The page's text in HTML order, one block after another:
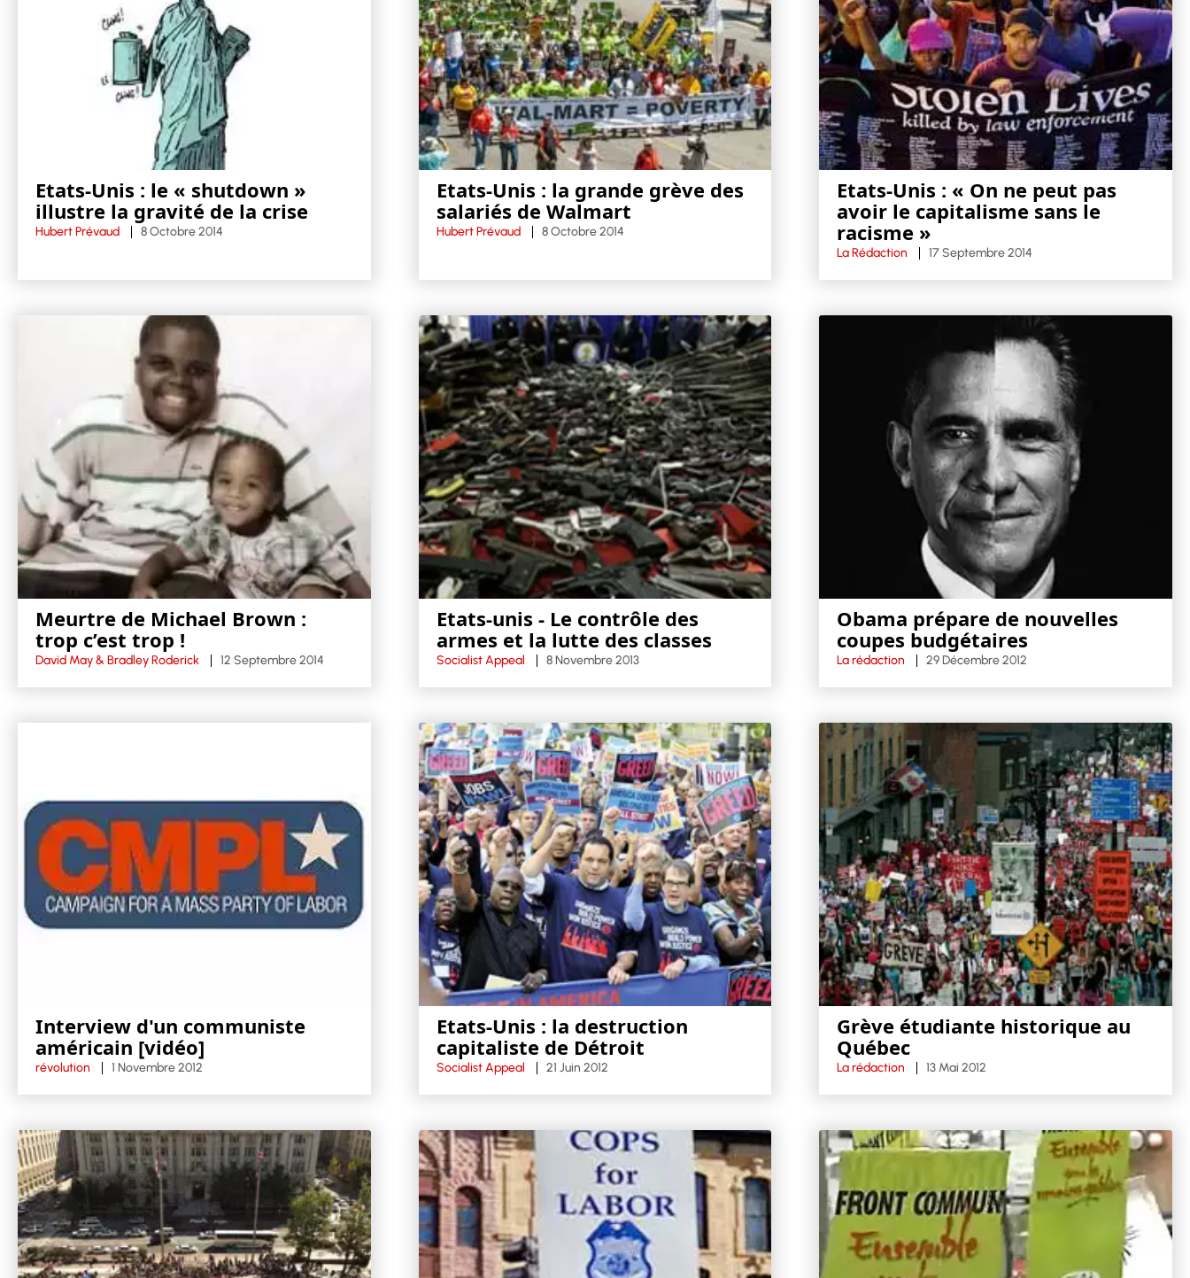
Etats-Unis : le « shutdown »
illustre la gravité de la crise
Hubert Prévaud 8 Octobre 2014
Etats-Unis : la grande grève des
salariés de Walmart
Hubert Prévaud 8 Octobre 2014
Etats-Unis : « On ne peut pas
avoir le capitalisme sans le
racisme »
La Rédaction 17 Septembre 2014
Meurtre de Michael Brown :
trop c’est trop !
David May & Bradley Roderick 12 Septembre 2014
Etats-unis - Le contrôle des
armes et la lutte des classes
Socialist Appeal 8 Novembre 2013
Obama prépare de nouvelles
coupes budgétaires
La rédaction 29 Décembre 2012
Interview d'un communiste
américain [vidéo]
révolution 1 Novembre 2012
Etats-Unis : la destruction
capitaliste de Détroit
Socialist Appeal 21 Juin 2012
Grève étudiante historique au
Québec
La rédaction 13 Mai 2012